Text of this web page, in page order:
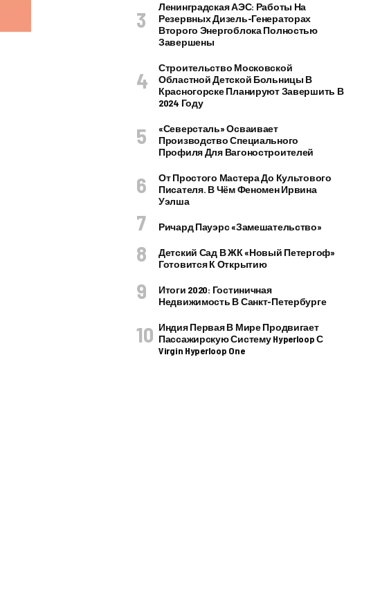
Ленинградская АЭС: Работы На
Резервных Дизель-Генераторах
Второго Энергоблока Полностью
Завершены
Строительство Московской
Областной Детской Больницы В
Красногорске Планируют Завершить В
2024 Году
«Северсталь» Осваивает
Производство Специального
Профиля Для Вагоностроителей
От Простого Мастера До Культового
Писателя. В Чём Феномен Ирвина
Уэлша
Ричард Пауэрс «Замешательство»
Детский Сад В ЖК «Новый Петергоф»
Готовится К Открытию
Итоги 2020: Гостиничная
Недвижимость В Санкт-Петербурге
Индия Первая В Мире Продвигает
Пассажирскую Систему Hyperloop С
Virgin Hyperloop One